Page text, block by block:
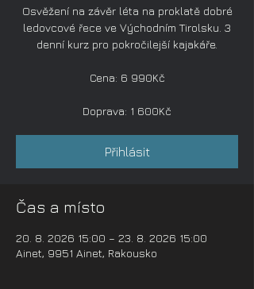
Osvěžení na závěr léta na proklatě dobré
ledovcové řece ve Východním Tirolsku. 3
denní kurz pro pokročilejší kajakáře.
Cena: 6 990Kč
Doprava: 1 600Kč
Přihlásit
Čas a místo
20. 8. 2026 15:00 – 23. 8. 2026 15:00
Ainet, 9951 Ainet, Rakousko